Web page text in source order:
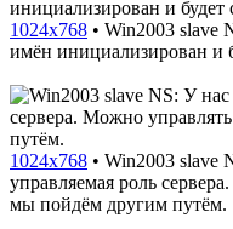
1024x768 • Win2003 slave
имён инициализирован и
1024x768 • Win2003 slave
управляемая роль
мы пойдём другим путём.